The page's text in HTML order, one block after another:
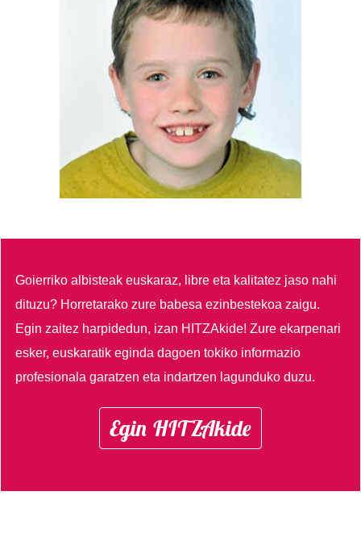
Goierriko albisteak euskaraz, libre eta kalitatez jaso nahi
dituzu? Horretarako zure babesa ezinbestekoa zaigu.
Egin zaitez harpidedun, izan HITZAkide!Zure ekarpenari
esker, euskaratik eginda dagoen tokiko informazio
profesionala garatzen eta indartzen lagunduko duzu.
Egin HITZAkide